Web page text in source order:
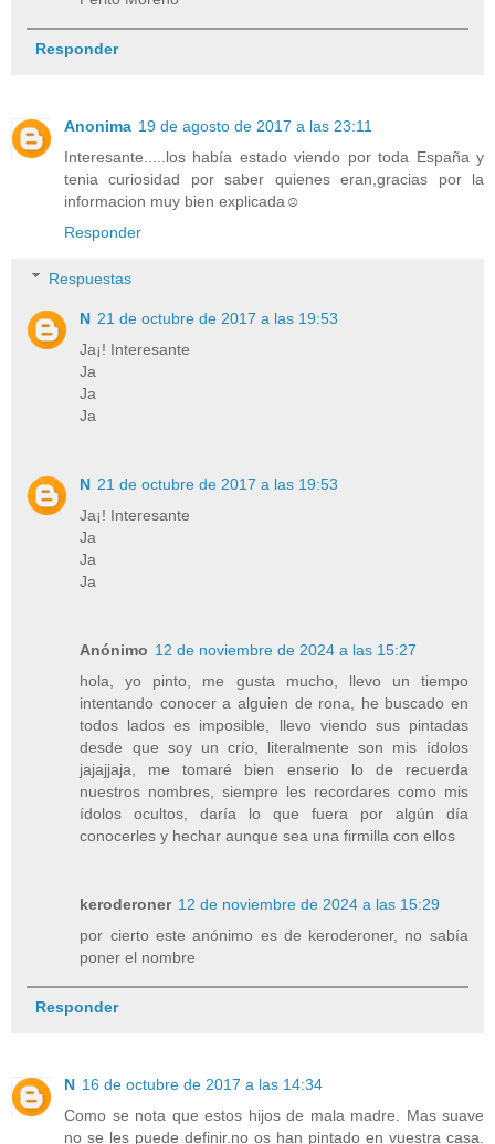
Responder
Anonima 19 de agosto de 2017 a las 23:11
Interesante.....los había estado viendo por toda España y
tenia curiosidad por saber quienes eran,gracias por la
informacion muy bien explicada☺
Responder
Respuestas
N 21 de octubre de 2017 a las 19:53
Ja¡! Interesante
Ja
Ja
Ja
N 21 de octubre de 2017 a las 19:53
Ja¡! Interesante
Ja
Ja
Ja
Anónimo 12 de noviembre de 2024 a las 15:27
hola, yo pinto, me gusta mucho, llevo un tiempo
intentando conocer a alguien de rona, he buscado en
todos lados es imposible, llevo viendo sus pintadas
desde que soy un crío, literalmente son mis ídolos
jajajjaja, me tomaré bien enserio lo de recuerda
nuestros nombres, siempre les recordares como mis
ídolos ocultos, daría lo que fuera por algún día
conocerles y hechar aunque sea una firmilla con ellos
keroderoner 12 de noviembre de 2024 a las 15:29
por cierto este anónimo es de keroderoner, no sabía
poner el nombre
Responder
N 16 de octubre de 2017 a las 14:34
Como se nota que estos hijos de mala madre. Mas suave
no se les puede definir.no os han pintado en vuestra casa.